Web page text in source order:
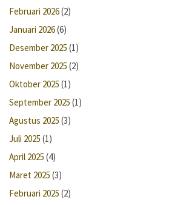
Februari 2026(2)
Januari 2026(6)
Desember 2025 (1)
November 2025 (2)
Oktober 2025 (1)
September 2025 (1)
Agustus 2025 (3)
Juli 2025 (1)
April 2025 (4)
Maret 2025 (3)
Februari 2025 (2)